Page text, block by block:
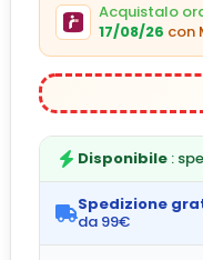
Acquistalo
17/08/26 con
Disponibile :
Spedizione
da 99€